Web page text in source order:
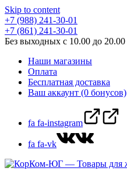
Skip to content
+7 (988) 241-30-01
+7 (861) 241-30-01
Без выходных с 10.00 до 20.00
Наши магазины
Оплата
Бесплатная доставка
Ваш аккаунт (0 бонусов)
fa fa-instagram
fa fa-vk